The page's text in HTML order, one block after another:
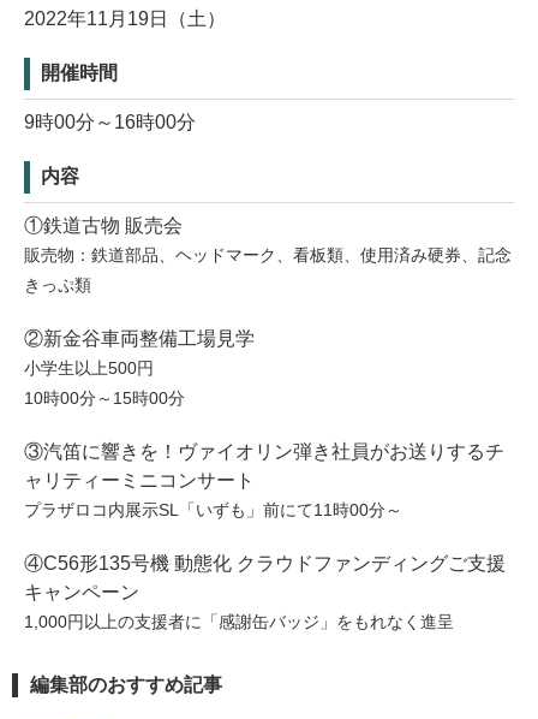
2022年11月19日（土）
開催時間
9時00分～16時00分
内容
①鉄道古物 販売会
販売物：鉄道部品、ヘッドマーク、看板類、使用済み硬券、記念
きっぷ類
②新金谷車両整備工場見学
小学生以上500円
10時00分～15時00分
③汽笛に響きを！ヴァイオリン弾き社員がお送りするチ
ャリティーミニコンサート
プラザロコ内展示SL「いずも」前にて11時00分～
④C56形135号機 動態化 クラウドファンディングご支援
キャンペーン
1,000円以上の支援者に「感謝缶バッジ」をもれなく進呈
編集部のおすすめ記事